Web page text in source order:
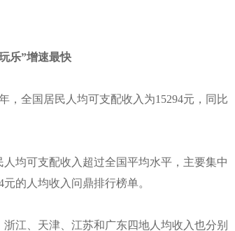
乐”增速最快
，全国居民人均可支配收入为15294元，同比
均可支配收入超过全国平均水平，主要集中
的人均收入问鼎排行榜单。
浙江、天津、江苏和广东四地人均收入也分别